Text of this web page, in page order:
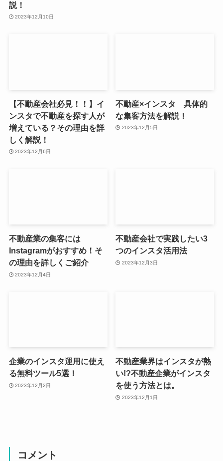
説！
2023年12月10日
【不動産会社必見！！】イ
ンスタで不動産を探す人が
増えている？その理由を詳
しく解説！
2023年12月6日
不動産×インスタ 具体的
な集客方法を解説！
2023年12月5日
不動産業の集客には
Instagramがおすすめ！そ
の理由を詳しくご紹介
2023年12月4日
不動産会社で実践したい3
つのインスタ活用法
2023年12月3日
企業のインスタ運用に使え
る無料ツール5選！
2023年12月2日
不動産業界はインスタが熱
い!?不動産企業がインスタ
を使う方法とは。
2023年12月1日
コメント